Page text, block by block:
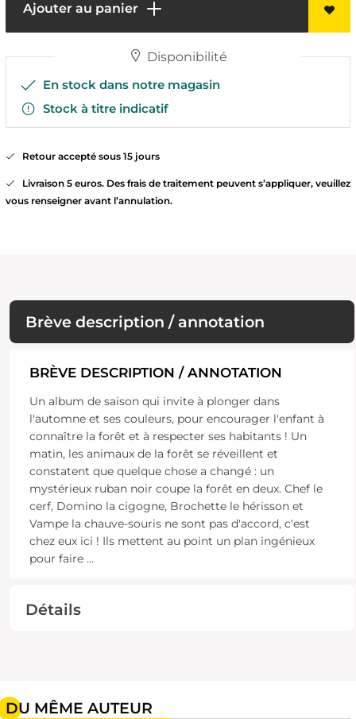
Ajouter au panier
Disponibilité
En stock dans notre magasin
Stock à titre indicatif
Retour accepté sous 15 jours
Livraison 5 euros. Des frais de traitement peuvent s’appliquer, veuillez
vous renseigner avant l’annulation.
Brève description / annotation
BRÈVE DESCRIPTION / ANNOTATION
Un album de saison qui invite à plonger dans
l'automne et ses couleurs, pour encourager l'enfant à
connaître la forêt et à respecter ses habitants ! Un
matin, les animaux de la forêt se réveillent et
constatent que quelque chose a changé : un
mystérieux ruban noir coupe la forêt en deux. Chef le
cerf, Domino la cigogne, Brochette le hérisson et
Vampe la chauve-souris ne sont pas d'accord, c'est
chez eux ici ! Ils mettent au point un plan ingénieux
pour faire ...
Détails
DU MÊME AUTEUR